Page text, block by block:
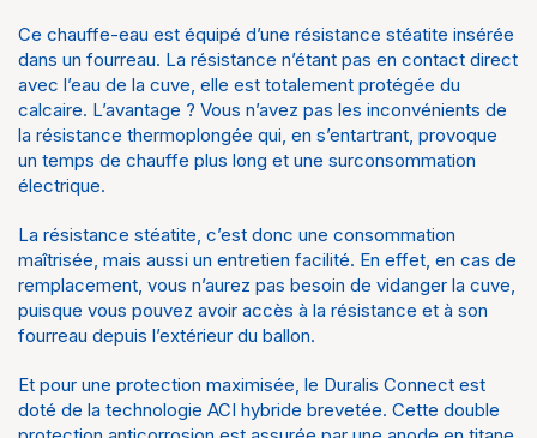
Ce chauffe-eau est équipé d’une résistance stéatite insérée
dans un fourreau. La résistance n’étant pas en contact direct
avec l’eau de la cuve, elle est totalement protégée du
calcaire. L’avantage ? Vous n’avez pas les inconvénients de
la résistance thermoplongée qui, en s’entartrant, provoque
un temps de chauffe plus long et une surconsommation
électrique.
La résistance stéatite, c’est donc une consommation
maîtrisée, mais aussi un entretien facilité. En effet, en cas de
remplacement, vous n’aurez pas besoin de vidanger la cuve,
puisque vous pouvez avoir accès à la résistance et à son
fourreau depuis l’extérieur du ballon.
Et pour une protection maximisée, le Duralis Connect est
doté de la technologie ACI hybride brevetée. Cette double